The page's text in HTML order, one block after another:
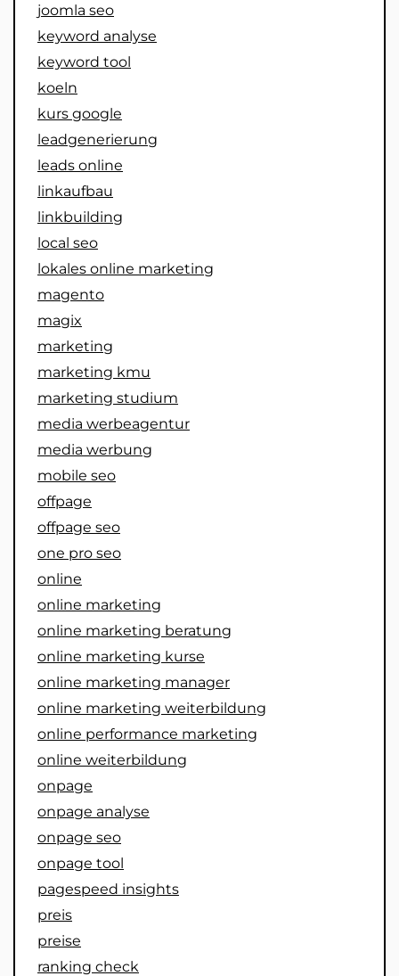
joomla seo
keyword analyse
keyword tool
koeln
kurs google
leadgenerierung
leads online
linkaufbau
linkbuilding
local seo
lokales online marketing
magento
magix
marketing
marketing kmu
marketing studium
media werbeagentur
media werbung
mobile seo
offpage
offpage seo
one pro seo
online
online marketing
online marketing beratung
online marketing kurse
online marketing manager
online marketing weiterbildung
online performance marketing
online weiterbildung
onpage
onpage analyse
onpage seo
onpage tool
pagespeed insights
preis
preise
ranking check